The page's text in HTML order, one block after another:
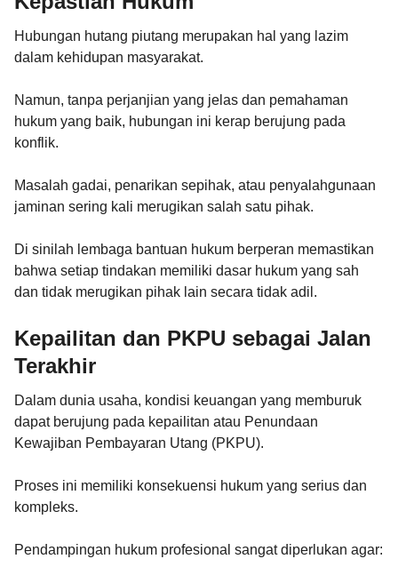
Hubungan hutang piutang merupakan hal yang lazim
dalam kehidupan masyarakat.
Namun, tanpa perjanjian yang jelas dan pemahaman
hukum yang baik, hubungan ini kerap berujung pada
konflik.
Masalah gadai, penarikan sepihak, atau penyalahgunaan
jaminan sering kali merugikan salah satu pihak.
Di sinilah lembaga bantuan hukum berperan memastikan
bahwa setiap tindakan memiliki dasar hukum yang sah
dan tidak merugikan pihak lain secara tidak adil.
Kepailitan dan PKPU sebagai Jalan
Terakhir
Dalam dunia usaha, kondisi keuangan yang memburuk
dapat berujung pada kepailitan atau Penundaan
Kewajiban Pembayaran Utang (PKPU).
Proses ini memiliki konsekuensi hukum yang serius dan
kompleks.
Pendampingan hukum profesional sangat diperlukan agar: